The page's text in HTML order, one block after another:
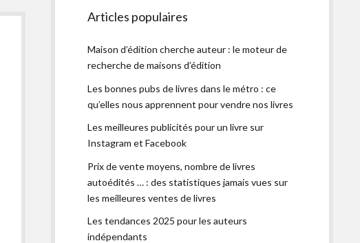
Articles populaires
Maison d’édition cherche auteur : le moteur de
recherche de maisons d’édition
Les bonnes pubs de livres dans le métro : ce
qu’elles nous apprennent pour vendre nos livres
Les meilleures publicités pour un livre sur
Instagram et Facebook
Prix de vente moyens, nombre de livres
autoédités … : des statistiques jamais vues sur
les meilleures ventes de livres
Les tendances 2025 pour les auteurs
indépendants